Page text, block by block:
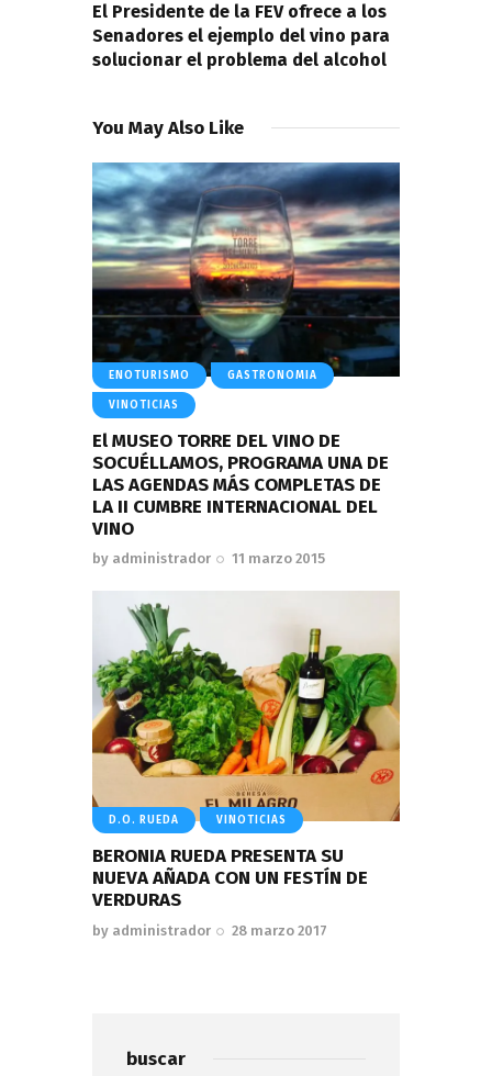
El Presidente de la FEV ofrece a los
Senadores el ejemplo del vino para
solucionar el problema del alcohol
You May Also Like
ENOTURISMO GASTRONOMIA
VINOTICIAS
El MUSEO TORRE DEL VINO DE
SOCUÉLLAMOS, PROGRAMA UNA DE
LAS AGENDAS MÁS COMPLETAS DE
LA II CUMBRE INTERNACIONAL DEL
VINO
by administrador 11 marzo 2015
D.O. RUEDA VINOTICIAS
BERONIA RUEDA PRESENTA SU
NUEVA AÑADA CON UN FESTÍN DE
VERDURAS
by administrador 28 marzo 2017
buscar